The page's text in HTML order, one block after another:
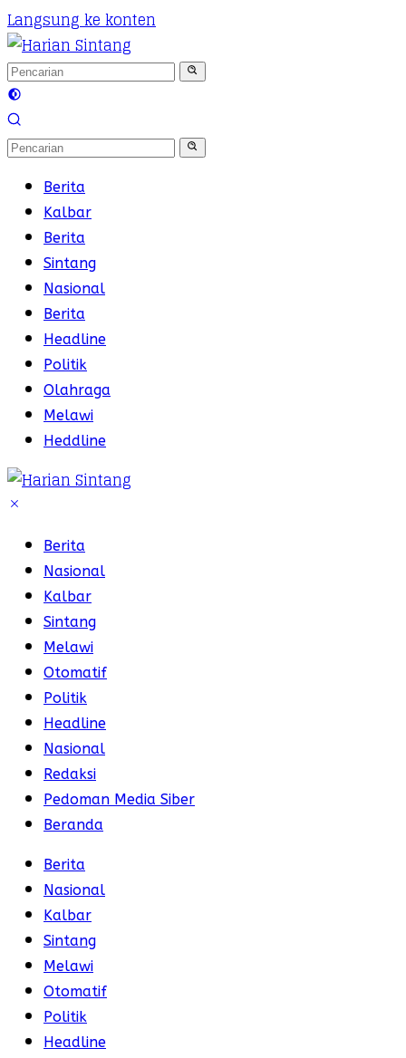
Langsung ke konten
Berita
Kalbar
Berita
Sintang
Nasional
Berita
Headline
Politik
Olahraga
Melawi
Heddline
Berita
Nasional
Kalbar
Sintang
Melawi
Otomatif
Politik
Headline
Nasional
Redaksi
Pedoman Media Siber
Beranda
Berita
Nasional
Kalbar
Sintang
Melawi
Otomatif
Politik
Headline